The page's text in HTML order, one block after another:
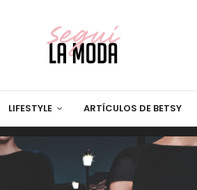
LIFESTYLE ARTÍCULOS DE BETSY